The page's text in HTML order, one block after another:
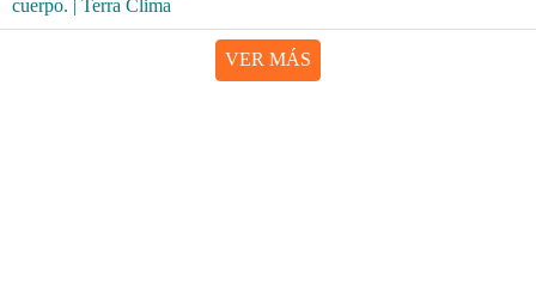
VER MÁS